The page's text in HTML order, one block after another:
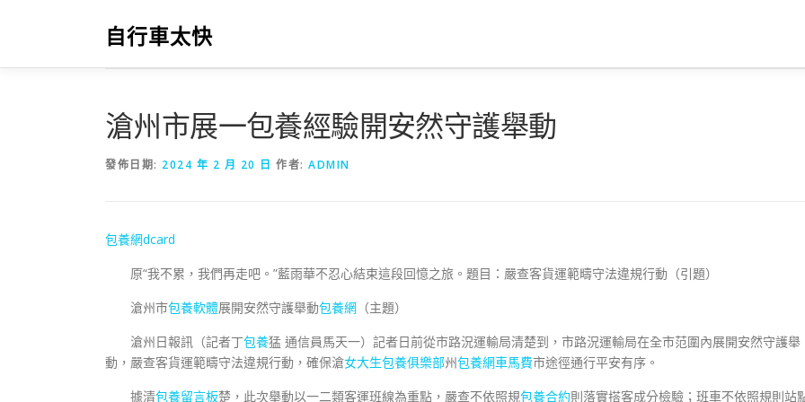
要
自行車太快
滄州市展一包養經驗開安然守護舉動
發佈日期: 2024 年 2 月 20 日 作者: ADMIN
包養網dcard
原“我不累，我們再走吧。”藍雨華不忍心結束這段回憶之旅。題目：嚴查客貨運範疇守法違規行動（引題）
滄州市包養軟體展開安然守護舉動包養網 （主題）
滄州日報訊（記者丁包養猛 通信員馬天一）記者日前從市路況運輸局清楚到，市路況運輸局在全市范圍內展開安然守護舉
動，嚴查客貨運範疇守法違規行動，確保滄女大生包養俱樂部州包養網車馬費市途徑通行平安有序。
據清包養留言板楚，此次舉動以一二類客運班線為重點，嚴查不依照規包養合約則落實搭客成分檢驗；班車不依照規則站